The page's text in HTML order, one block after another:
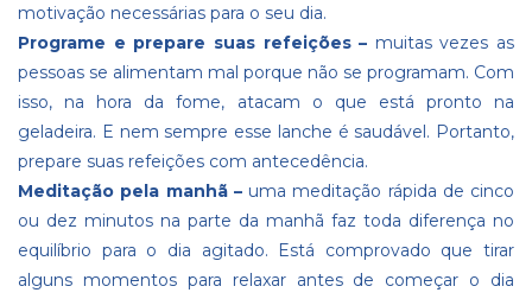
motivação necessárias para o seu dia.
Programe e prepare suas refeições – muitas vezes as
pessoas se alimentam mal porque não se programam. Com
isso, na hora da fome, atacam o que está pronto na
geladeira. E nem sempre esse lanche é saudável. Portanto,
prepare suas refeições com antecedência.
Meditação pela manhã –uma meditação rápida de cinco
ou dez minutos na parte da manhã faz toda diferença no
equilíbrio para o dia agitado. Está comprovado que tirar
alguns momentos para relaxar antes de começar o dia